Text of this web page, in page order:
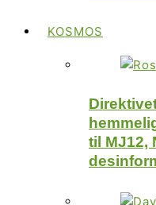
KOSMOS
til MJ12,